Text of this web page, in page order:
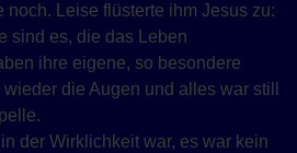
noch. Leise flüsterte ihm Jesus zu:
sind es, die das Leben
ihre eigene, so besondere
die Augen und alles war still
der Wirklichkeit war, es war kein